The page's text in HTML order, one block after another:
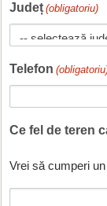
Județ (obligatoriu)
Telefon
Ce fel de teren
Vrei să cumperi